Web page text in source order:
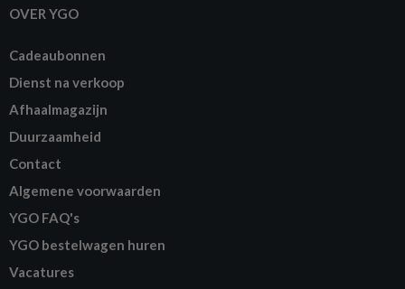
OVER YGO
Cadeaubonnen
Dienst na verkoop
Afhaalmagazijn
Duurzaamheid
Contact
Algemene voorwaarden
YGO FAQ's
YGO bestelwagen huren
Vacatures